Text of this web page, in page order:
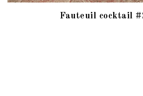
Fauteuil cocktail